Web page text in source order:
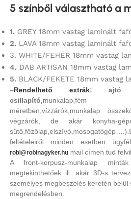
5 színből választható a
1. GREY 18mm vastag laminált
2. LAVA 18mm vastag laminált
3. WHITE/FEHÉR 18mm vastag
4. DAB ARTISAN 18mm vastag
5. BLACK/FEKETE 18mm vastag
–Rendelhető extrák: ajtó
csillapító,munkalap,fém
méretben,vízzárók,munkalap
végzárók, de akár konyha-
feltételeiről minden esetben
robi@robinagyker.hu mail címen tud
A front-korpusz-munkalap
megtekinthetőek ill. akár 3D-s
személyes megbeszélés keretén
megrendelésben.